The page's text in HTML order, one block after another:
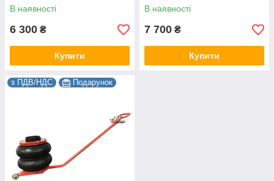
В наявності
6 300 ₴
Купити
В наявності
7 700 ₴
Купити
з ПДВ/НДС Подарунок